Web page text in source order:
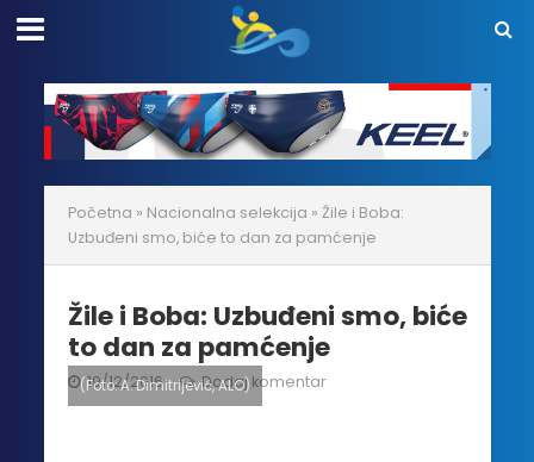
Početna » Nacionalna selekcija » Žile i Boba:
Uzbuđeni smo, biće to dan za pamćenje
Žile i Boba: Uzbuđeni smo, biće
to dan za pamćenje
19/12/2016 Dodaj komentar
(Foto: A. Dimitrijević, ALO)